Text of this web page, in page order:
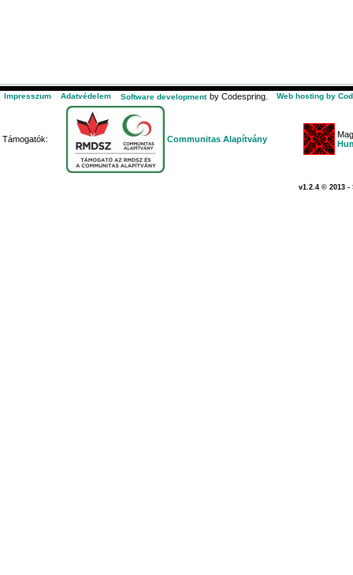
Impresszum Adatvédelem Software development by Codespring. Web hosting by
Támogatók: Communitas Alapítvány
v1.2.4 © 2013